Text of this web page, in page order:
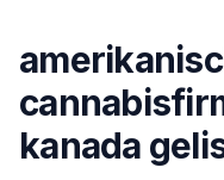
content
kanada